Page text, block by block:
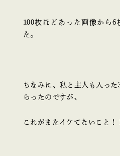
100枚ほどあった画像から
た。
ちなみに、私と主人も入っ
らったのですが、
これがまたイケてないこと！